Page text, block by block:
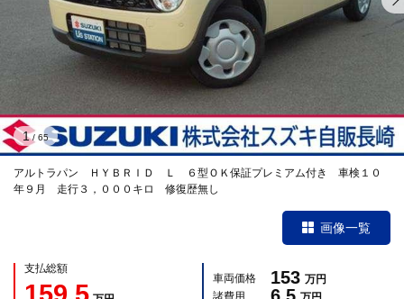
アルトラパン ＨＹＢＲＩＤ Ｌ ６型ＯＫ保証プレミアム付き 車検１０
年９月 走行３，０００キロ 修復歴無し
1/ 65
画像一覧
支払総額
車両価格 153 万円
諸費用
6.5